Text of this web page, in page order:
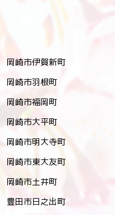
岡崎市伊賀新町
岡崎市羽根町
岡崎市福岡町
岡崎市大平町
岡崎市明大寺町
岡崎市東大友町
岡崎市土井町
豊田市日之出町